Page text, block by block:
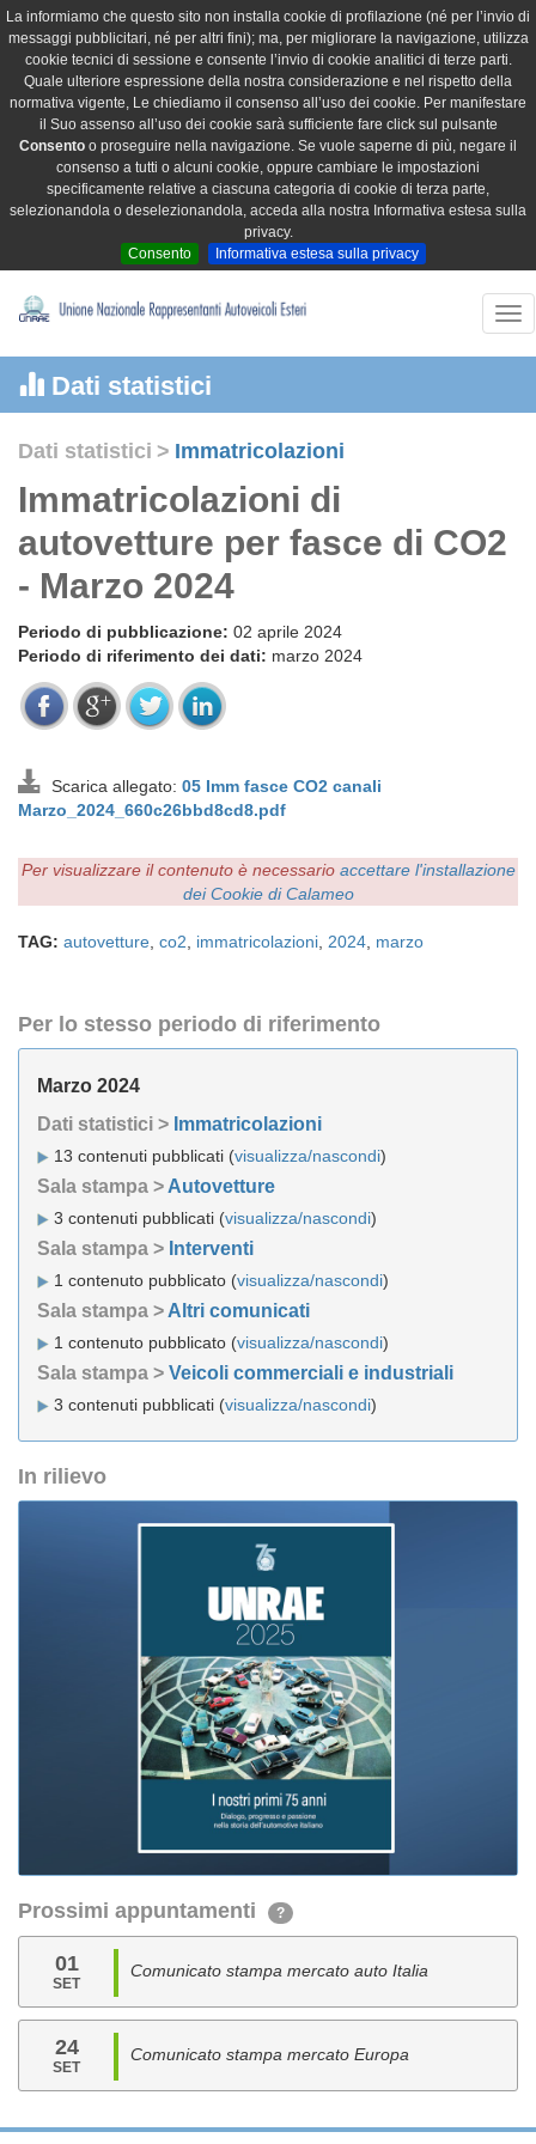
La informiamo che questo sito non installa cookie di profilazione (né per l’invio di
messaggi pubblicitari, né per altri fini); ma, per migliorare la navigazione, utilizza
cookie tecnici di sessione e consente l’invio di cookie analitici di terze parti.
Quale ulteriore espressione della nostra considerazione e nel rispetto della
normativa vigente, Le chiediamo il consenso all’uso dei cookie. Per manifestare
il Suo assenso all’uso dei cookie sarà sufficiente fare click sul pulsante
Consento o proseguire nella navigazione. Se vuole saperne di più, negare il
consenso a tutti o alcuni cookie, oppure cambiare le impostazioni
specificamente relative a ciascuna categoria di cookie di terza parte,
selezionandola o deselezionandola, acceda alla nostra Informativa estesa sulla
privacy.
Consento
Informativa estesa sulla privacy
Dati statistici
Dati statistici > Immatricolazioni
Immatricolazioni di
autovetture per fasce di CO2
- Marzo 2024
Periodo di pubblicazione: 02 aprile 2024
Periodo di riferimento dei dati: marzo 2024
Scarica allegato: 05 Imm fasce CO2 canali
Marzo_2024_660c26bbd8cd8.pdf
Per visualizzare il contenuto è necessario accettare l'installazione
dei Cookie di Calameo
TAG: autovetture co2 immatricolazioni 2024 marzo
Per lo stesso periodo di riferimento
Marzo 2024
Dati statistici > Immatricolazioni
13 contenuti pubblicati (visualizza/nascondi)
Sala stampa > Autovetture
3 contenuti pubblicati (visualizza/nascondi)
Sala stampa > Interventi
1 contenuto pubblicato (visualizza/nascondi)
Sala stampa > Altri comunicati
1 contenuto pubblicato (visualizza/nascondi)
Sala stampa > Veicoli commerciali e industriali
3 contenuti pubblicati (visualizza/nascondi)
In rilievo
Prossimi appuntamenti ?
01
SET
Comunicato stampa mercato auto Italia
24
SET
Comunicato stampa mercato Europa